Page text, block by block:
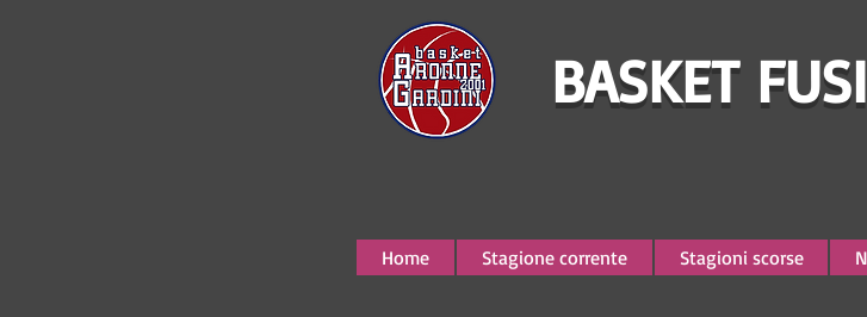
BASKET
Home Stagione corrente Stagioni scorse